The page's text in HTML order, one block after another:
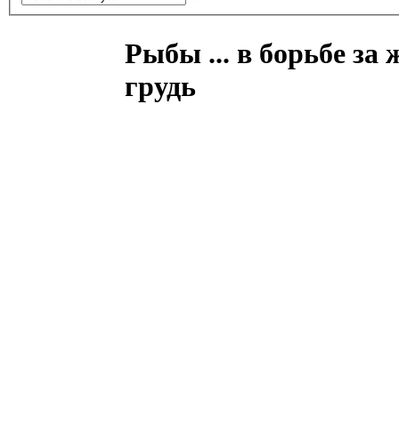
Рыбы ... в борьбе за
грудь